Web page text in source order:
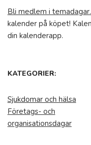
Bli medlem i
kalender på köpet!
din kalenderapp.
KATEGORIER:
Sjukdomar och hälsa
Företags- och
organisationsdagar